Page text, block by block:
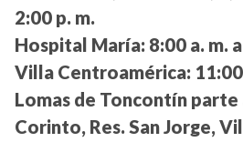
2:00 p. m.
Hospital María: 8:00 a. m.
Villa Centroamérica:
Lomas de Toncontín
Corinto, Res. San Jorge,